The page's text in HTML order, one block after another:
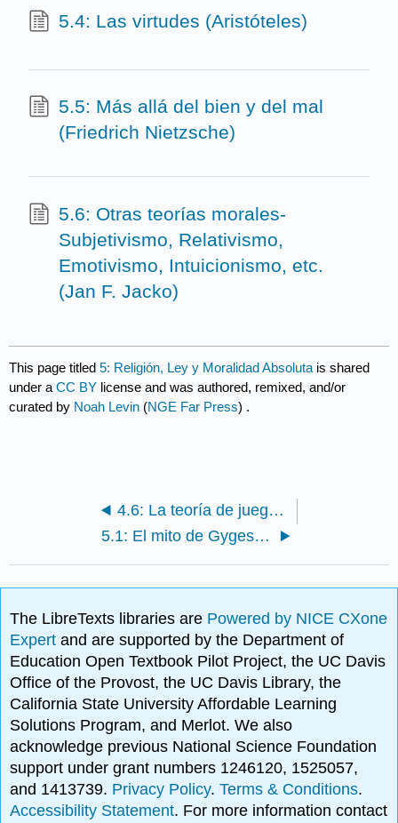
5.4: Las virtudes (Aristóteles)
5.5: Más allá del bien y del mal
(Friedrich Nietzsche)
5.6: Otras teorías morales-
Subjetivismo, Relativismo,
Emotivismo, Intuicionismo, etc.
(Jan F. Jacko)
This page titled5: Religión, Ley y Moralidad Absoluta is shared
under aCC BY license and was authored, remixed, and/or
curated by Noah Levin (NGE Far Press) .
4.6: La teoría de juegos, el equilibrio de Nash y el dilema del prisionero (Douglas E. Hill)
5.1: El mito de Gyges y El Crito (Platón)
The LibreTexts libraries are Powered by NICE CXone
Expertand are supported by the Department of
Education Open Textbook Pilot Project, the UC Davis
Office of the Provost, the UC Davis Library, the
California State University Affordable Learning
Solutions Program, and Merlot. We also
acknowledge previous National Science Foundation
support under grant numbers 1246120, 1525057,
and 1413739. Privacy Policy.Terms & Conditions.
Accessibility Statement. For more information contact